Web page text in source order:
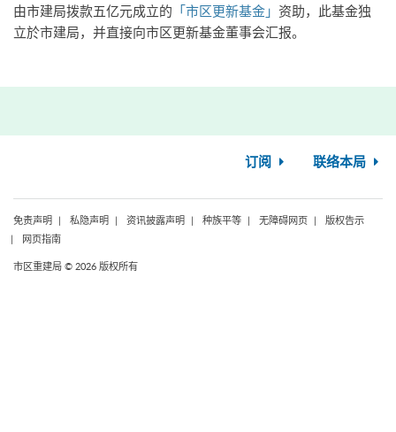
由市建局拨款五亿元成立的 「市区更新基金」 资助，此基金独
立於市建局，并直接向市区更新基金董事会汇报。
订阅 联络本局
免责声明 私隐声明 资讯披露声明 种族平等 无障碍网页
版权告示
网页指南
市区重建局 © 2026 版权所有